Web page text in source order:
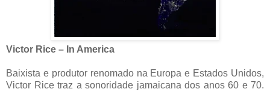
Victor Rice – In America
Baixista e produtor renomado na Europa e Estados Unidos,
Victor Rice traz a sonoridade jamaicana dos anos 60 e 70.